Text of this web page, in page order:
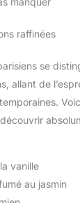
raffinées
se
allant de
vanille
au jasmin